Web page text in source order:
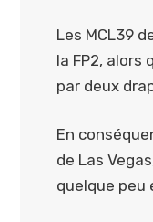
Les MCL39
la FP2, alors
par deux
En
de Las
quelque peu